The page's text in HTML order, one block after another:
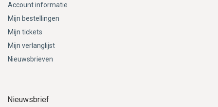
Account informatie
Mijn bestellingen
Mijn tickets
Mijn verlanglijst
Nieuwsbrieven
Nieuwsbrief